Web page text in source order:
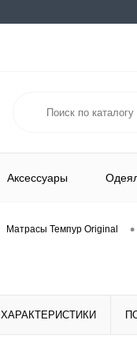
Аксессуары
Матрасы Темпур Original •
ХАРАКТЕРИСТИКИ